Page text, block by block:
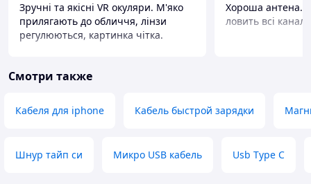
Зручні та якісні VR окуляри. М'яко
прилягають до обличчя, лінзи
регулюються, картинка чітка.
Хороша
ловить всі
Смотри также
Кабеля для iphone Кабель быстрой зарядки
Шнур тайп си Микро USB кабель Usb Type C